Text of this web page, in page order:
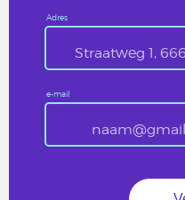
Adres
e-mail